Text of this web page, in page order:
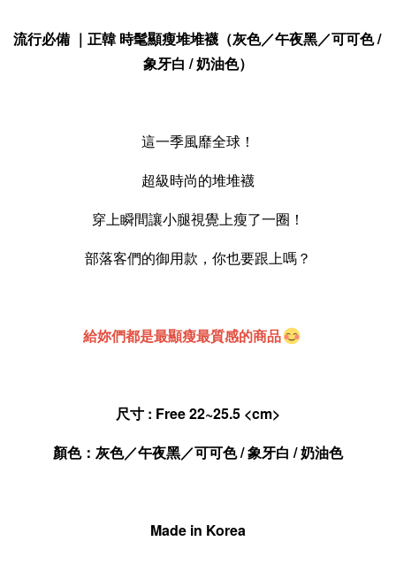
流行必備 ｜正韓 時髦顯瘦堆堆襪（灰色／午夜黑／可可色 /
象牙白 / 奶油色）
這一季風靡全球！
超級時尚的堆堆襪
穿上瞬間讓小腿視覺上瘦了一圈！
部落客們的御用款，你也要跟上嗎？
給妳們都是最顯瘦最質感的商品
尺寸 : Free 22~25.5 <cm>
顏色： 灰色／午夜黑／可可色 / 象牙白 / 奶油色
Made in Korea